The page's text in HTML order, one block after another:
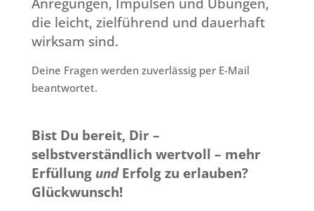
die leicht, zielführend und dauerhaft
wirksam sind.
Deine Fragen werden zuverlässig per E-Mail
beantwortet.
Bist Du bereit, Dir –
selbstverständlich wertvoll – mehr
Erfüllung undErfolg zu erlauben?
Glückwunsch!